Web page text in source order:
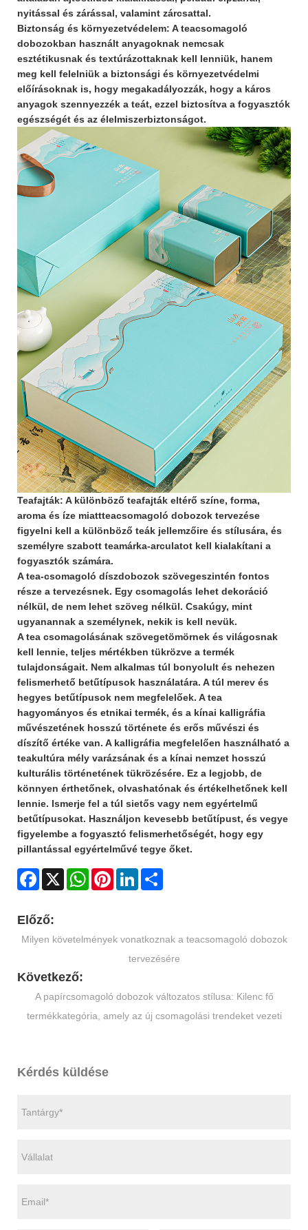
nyitással és zárással, valamint zárcsattal.
Biztonság és környezetvédelem: A teacsomagoló
dobozokban használt anyagoknak nemcsak
esztétikusnak és textúrázottaknak kell lenniük, hanem
meg kell felelniük a biztonsági és környezetvédelmi
előírásoknak is, hogy megakadályozzák, hogy a káros
anyagok szennyezzék a teát, ezzel biztosítva a fogyasztók
egészségét és az élelmiszerbiztonságot.
Teafajták: A különböző teafajták eltérő színe, forma,
aroma és íze miattteacsomagoló dobozok tervezése
figyelni kell a különböző teák jellemzőire és stílusára, és
személyre szabott teamárka-arculatot kell kialakítani a
fogyasztók számára.
A tea-csomagoló díszdobozok szövegeszintén fontos
része a tervezésnek. Egy csomagolás lehet dekoráció
nélkül, de nem lehet szöveg nélkül. Csakúgy, mint
ugyanannak a személynek, nekik is kell nevük.
A tea csomagolásának szövegetömörnek és világosnak
kell lennie, teljes mértékben tükrözve a termék
tulajdonságait. Nem alkalmas túl bonyolult és nehezen
felismerhető betűtípusok használatára. A túl merev és
hegyes betűtípusok nem megfelelőek. A tea
hagyományos és etnikai termék, és a kínai kalligráfia
művészetének hosszú története és erős művészi és
díszítő értéke van. A kalligráfia megfelelően használható a
teakultúra mély varázsának és a kínai nemzet hosszú
kulturális történetének tükrözésére. Ez a legjobb, de
könnyen érthetőnek, olvashatónak és értékelhetőnek kell
lennie. Ismerje fel a túl sietős vagy nem egyértelmű
betűtípusokat. Használjon kevesebb betűtípust, és vegye
figyelembe a fogyasztó felismerhetőségét, hogy egy
pillantással egyértelművé tegye őket.
Facebook
X WhatsAppPinterestLinkedIn
Előző:
Milyen követelmények vonatkoznak a teacsomagoló dobozok
tervezésére
Következő:
A papírcsomagoló dobozok változatos stílusa: Kilenc fő
termékkategória, amely az új csomagolási trendeket vezeti
Kérdés küldése